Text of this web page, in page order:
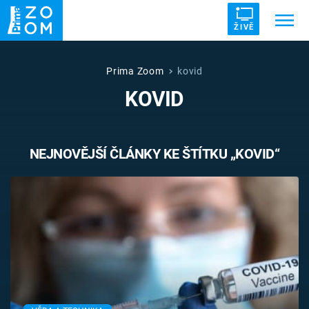
ŽIVĚ
UFO DRUHÁ SVĚTOVÁ VÁLKA
VETŘELCI DÁVNOVĚKU
Témata
Prima Zoom kovid
KOVID
NEJNOVĚJŠÍ ČLÁNKY KE ŠTÍTKU „KOVID“